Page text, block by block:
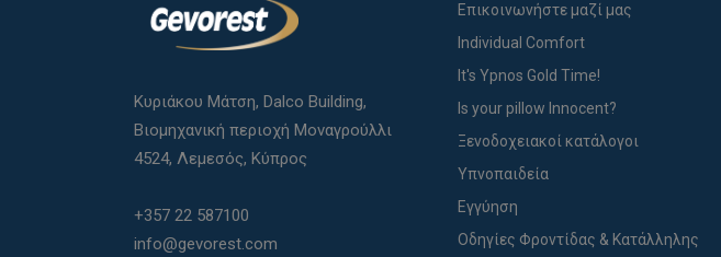
Κυριάκου Μάτση, Dalco Building,
Βιομηχανική περιοχή Μοναγρούλλι
4524, Λεμεσός, Κύπρος
+357 22 587100
info@gevorest.com
Επικοινωνήστε μαζί μας
Individual Comfort
It's Ypnos Gold Time!
Is your pillow Innocent?
Ξενοδοχειακοί κατάλογοι
Υπνοπαιδεία
Εγγύηση
Οδηγίες Φροντίδας & Κατάλληλης